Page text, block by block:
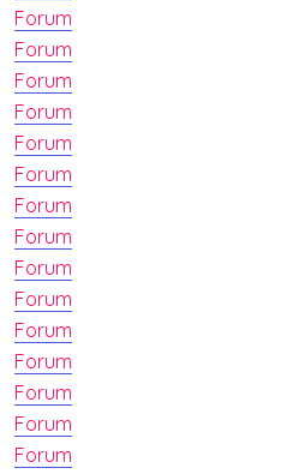
Forum
Forum
Forum
Forum
Forum
Forum
Forum
Forum
Forum
Forum
Forum
Forum
Forum
Forum
Forum